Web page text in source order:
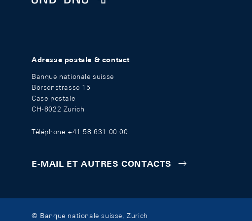
Adresse postale & contact
Banque nationale suisse
Börsenstrasse 15
Case postale
CH-8022 Zurich
Téléphone +41 58 631 00 00
E-MAIL ET AUTRES CONTACTS
© Banque nationale suisse, Zurich